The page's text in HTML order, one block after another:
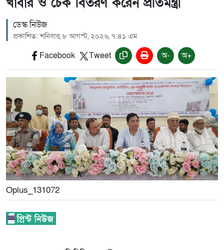
ডেস্ক নিউজ
প্রকাশিত: শনিবার, ৮ আগস্ট, ২০২৬, ৭:৪১ এম
Facebook Tweet অ- অ+
Oplus_131072